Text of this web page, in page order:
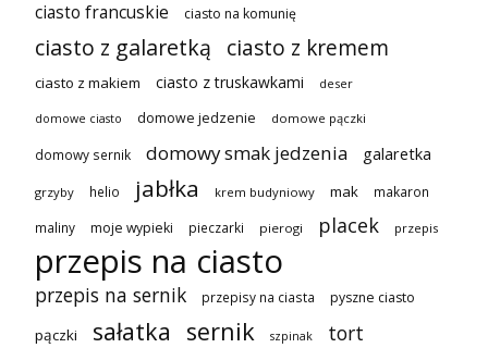
ciasto francuskie ciasto na komunię
ciasto z galaretką ciasto z kremem
ciasto z makiem ciasto z truskawkami deser
domowe ciasto domowe jedzenie domowe pączki
domowy sernik domowy smak jedzenia galaretka
grzyby helio jabłka krem budyniowy mak makaron
maliny moje wypieki pieczarki pierogi placek przepis
przepis na ciasto
przepis na sernik przepisy na ciasta pyszne ciasto
pączki sałatka sernik szpinak tort